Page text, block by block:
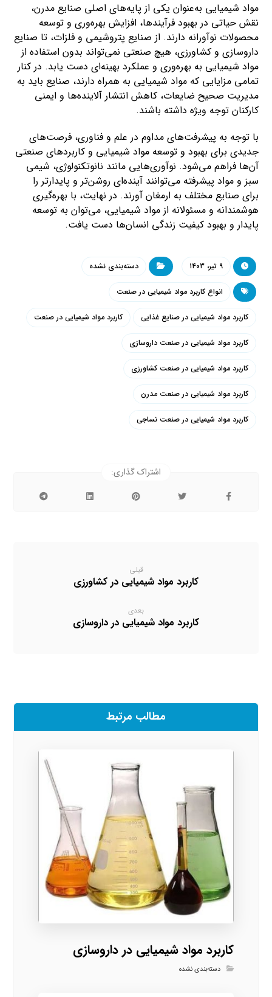
مواد شیمیایی به‌عنوان یکی از پایه‌های اصلی صنایع مدرن،
نقش حیاتی در بهبود فرآیندها، افزایش بهره‌وری و توسعه
محصولات نوآورانه دارند. از صنایع پتروشیمی و فلزات، تا صنایع
داروسازی و کشاورزی، هیچ صنعتی نمی‌تواند بدون استفاده از
مواد شیمیایی به بهره‌وری و عملکرد بهینه‌ای دست یابد. در کنار
تمامی مزایایی که مواد شیمیایی به همراه دارند، صنایع باید به
مدیریت صحیح ضایعات، کاهش انتشار آلاینده‌ها و ایمنی
کارکنان توجه ویژه داشته باشند.
با توجه به پیشرفت‌های مداوم در علم و فناوری، فرصت‌های
جدیدی برای بهبود و توسعه مواد شیمیایی و کاربردهای صنعتی
آن‌ها فراهم می‌شود. نوآوری‌هایی مانند نانوتکنولوژی، شیمی
سبز و مواد پیشرفته می‌توانند آینده‌ای روشن‌تر و پایدارتر را
برای صنایع مختلف به ارمغان آورند. در نهایت، با بهره‌گیری
هوشمندانه و مسئولانه از مواد شیمیایی، می‌توان به توسعه
پایدار و بهبود کیفیت زندگی انسان‌ها دست یافت.
۹ تیر، ۱۴۰۳ دسته‌بندی نشده
انواع کاربرد مواد شیمیایی در صنعت
کاربرد مواد شیمیایی در صنایع غذایی کاربرد مواد شیمیایی در صنعت
کاربرد مواد شیمیایی در صنعت داروسازی
کاربرد مواد شیمیایی در صنعت کشاورزی
کاربرد مواد شیمیایی در صنعت مدرن
کاربرد مواد شیمیایی در صنعت نساجی
قبلی
کاربرد مواد شیمیایی در کشاورزی
بعدی
کاربرد مواد شیمیایی در داروسازی
مطالب مرتبط
کاربرد مواد شیمیایی در داروسازی
دسته‌بندی نشده